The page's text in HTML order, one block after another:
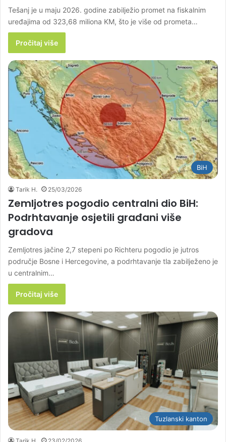
Tešanj je u maju 2026. godine zabilježio promet na fiskalnim
uređajima od 323,68 miliona KM, što je više od prometa…
Pročitaj više
BiH
Tarik H. 25/03/2026
Zemljotres pogodio centralni dio BiH:
Podrhtavanje osjetili građani više
gradova
Zemljotres jačine 2,7 stepeni po Richteru pogodio je jutros
područje Bosne i Hercegovine, a podrhtavanje tla zabilježeno je
u centralnim…
Pročitaj više
Tuzlanski kanton